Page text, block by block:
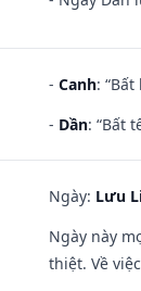
- Canh:
- Dần: “Bất
Ngày: Lưu
Ngày này
thiệt. Về